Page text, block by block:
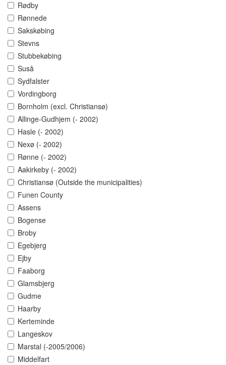
Rødby
Rønnede
Sakskøbing
Stevns
Stubbekøbing
Suså
Sydfalster
Vordingborg
Bornholm (excl. Christiansø)
Allinge-Gudhjem (- 2002)
Hasle (- 2002)
Nexø (- 2002)
Rønne (- 2002)
Aakirkeby (- 2002)
Christiansø (Outside the municipalities)
Funen County
Assens
Bogense
Broby
Egebjerg
Ejby
Faaborg
Glamsbjerg
Gudme
Haarby
Kerteminde
Langeskov
Marstal (-2005/2006)
Middelfart